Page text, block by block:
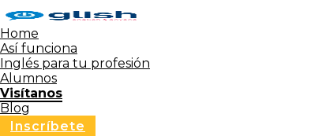
Home
Así funciona
Inglés para tu profesión
Alumnos
Visítanos
Blog
Inscríbete